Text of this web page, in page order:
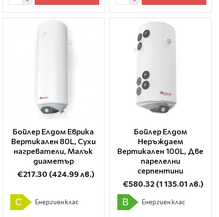
Бойлер Елдом Еврика
Вертикален 80L, Сухи
нагреватели, Малък
диаметър
€217.30 (424.99 лв.)
C Енергиен клас
Бойлер Елдом
Неръждаем
Вертикален 100L, Две
парелелни
серпентини
€580.32 (1 135.01 лв.)
B Енергиен клас